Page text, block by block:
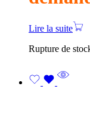
Lire la suite
Rupture de